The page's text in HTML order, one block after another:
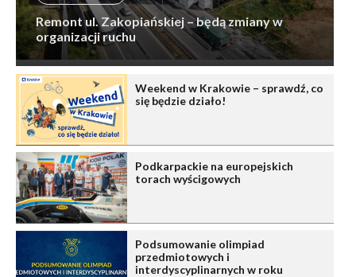
Remont ul. Zakopiańskiej – będą zmiany w
organizacji ruchu
Weekend w Krakowie – sprawdź, co
się będzie działo!
Podkarpackie na europejskich
torach wyścigowych
Podsumowanie olimpiad
przedmiotowych i
interdyscyplinarnych w roku